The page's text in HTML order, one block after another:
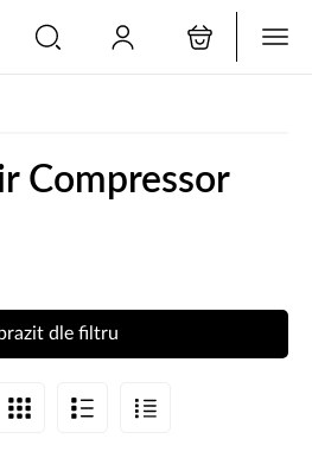
Compressor
dle filtru